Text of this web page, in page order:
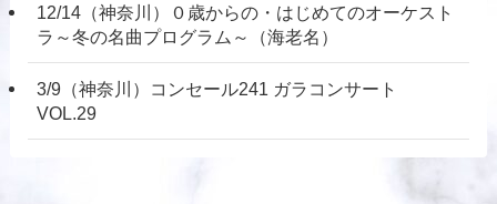
12/14（神奈川）０歳からの・はじめてのオーケスト
ラ～冬の名曲プログラム～（海老名）
3/9（神奈川）コンセール241 ガラコンサート
VOL.29